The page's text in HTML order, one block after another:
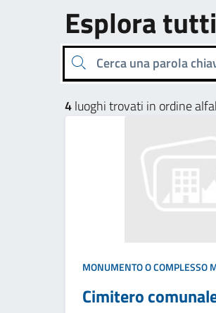
Esplora
Cerca una parola chiave
4luoghi trovati in ordine
MONUMENTO O COMPLESSO
Cimitero